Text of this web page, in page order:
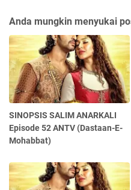
Anda mungkin menyukai
SINOPSIS SALIM ANARKALI
Episode 52 ANTV (Dastaan-E-
Mohabbat)